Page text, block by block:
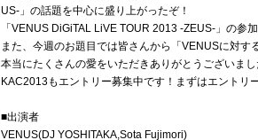
US-」の話題を中心に盛り上がったぞ！
「VENUS DiGiTAL LiVE TOUR 2013 -ZEUS-」の参
また、今週のお題目では皆さんから「VENUSに対す
本当にたくさんの愛をいただきありがとうございまし
KAC2013もエントリー募集中です！まずはエントリ
■出演者
VENUS(DJ YOSHITAKA,Sota Fujimori)